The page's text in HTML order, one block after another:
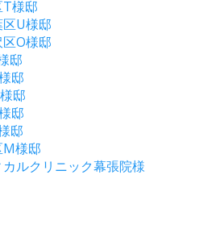
T様邸
区U様邸
区O様邸
邸
邸
邸
邸
邸
M様邸
カルクリニック幕張院様